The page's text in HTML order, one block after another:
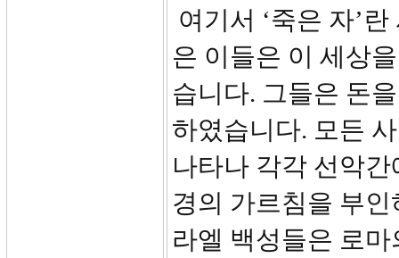
여기서 ‘죽은 자’
은 이들은 이 세상
습니다. 그들은 돈
하였습니다. 모든
나타나 각각 선악
경의 가르침을 부
라엘 백성들은 로